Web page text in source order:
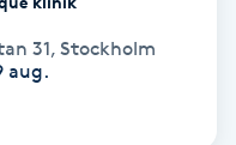
31, Stockholm
aug.